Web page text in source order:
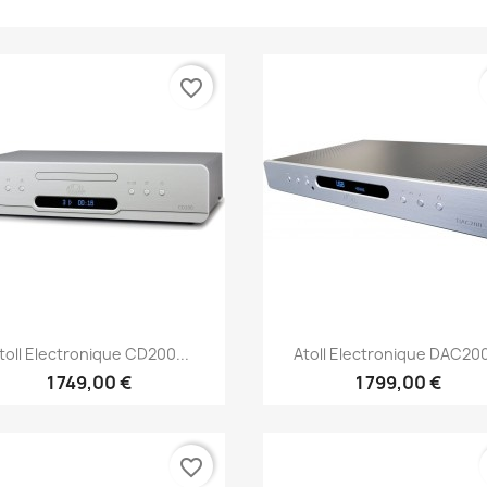
Aperçu rapide
Electronique CD200...
1 749,00 €
favorite_border
Aperçu rapide
Atoll Electronique
1 799,00 €
favorite_border